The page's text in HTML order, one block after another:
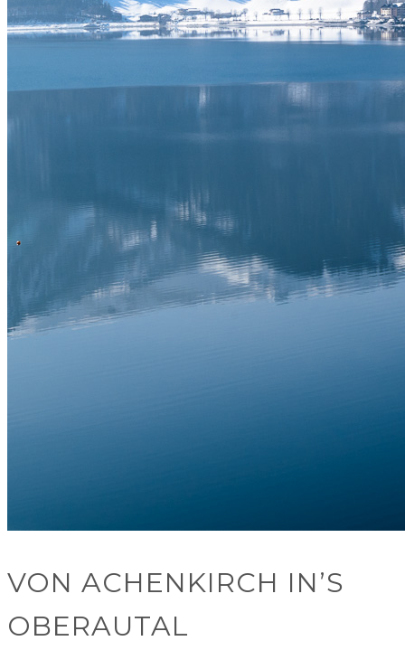
VON ACHENKIRCH IN’S
OBERAUTAL